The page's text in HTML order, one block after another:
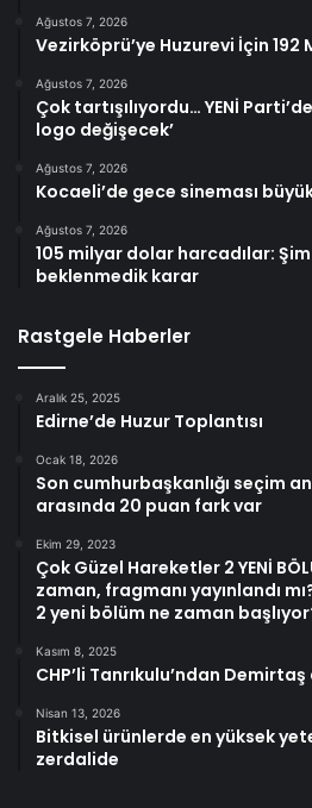
Ağustos 7, 2026
Vezirköprü’ye Huzurevi İçin 192
Ağustos 7, 2026
Çok tartışılıyordu… YENİ
logo değişecek’
Ağustos 7, 2026
Kocaeli’de gece sineması
Ağustos 7, 2026
105 milyar dolar harcadılar:
beklenmedik karar
Rastgele Haberler
Aralık 25, 2025
Edirne’de Huzur Toplantısı
Ocak 18, 2026
Son cumhurbaşkanlığı seçim
arasında 20 puan fark var
Ekim 29, 2023
Çok Güzel Hareketler 2 YENİ
zaman, fragmanı yayınlandı
2 yeni bölüm ne zaman
Kasım 8, 2025
CHP’li Tanrıkulu’ndan Demirtaş
Nisan 13, 2026
Bitkisel ürünlerde en yüksek
zerdalide